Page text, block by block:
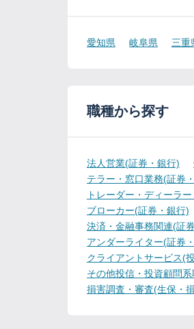
愛知県 岐阜県 三重
職種から探す
法人営業(証券・銀行)
テラー・窓口業務(証券
トレーダー・ディーラ
ブローカー(証券・銀行)
決済・金融事務関連(証
アンダーライター(証券
クライアントサービス(
その他投信・投資顧問
損害調査・審査(生保・